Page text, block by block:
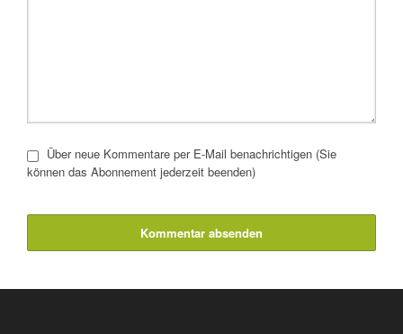
Über neue Kommentare per E-Mail benachrichtigen (Sie
können das Abonnement jederzeit beenden)
Kommentar absenden